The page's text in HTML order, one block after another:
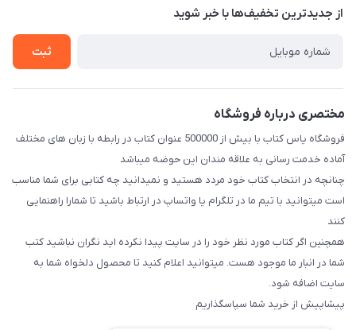
درباره ما
راهنما
از جدید‌ترین تخفیف‌ها با‌ خبر شوید
ثبت
مختصری درباره فروشگاه
فروشگاه یاس کتاب با بیش از 500000 عنوان کتاب در رابطه با زبان های مختلف
آماده خدمت رسانی به علاقه مندان این حوضه میباشد
چنانچه در انتخاب کتاب خود مردد هستید و نمیدانید چه کتابی برای شما مناسب
است میتوانید با تیم ما در تلگرام یا واتساپ در ارتباط باشید تا شما‌را راهنمایی
کنند
همچنین اگر کتاب مورد نظر خود را در سایت پیدا نکرده اید نگران نباشید کتب
شما در انبار ما موجود هست. میتوانید اعلام کنید تا محصول دلخواه شما به
سایت اضافه شود.
پیشاپیش از خرید شما سپاسگذاریم